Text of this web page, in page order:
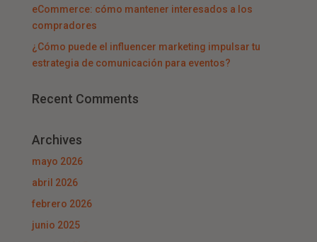
eCommerce: cómo mantener interesados a los
compradores
¿Cómo puede el influencer marketing impulsar tu
estrategia de comunicación para eventos?
Recent Comments
Archives
mayo 2026
abril 2026
febrero 2026
junio 2025